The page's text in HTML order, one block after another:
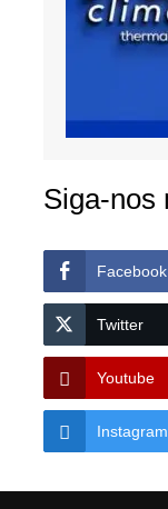
Siga-nos
Facebook
Twitter
Youtube
Instagram